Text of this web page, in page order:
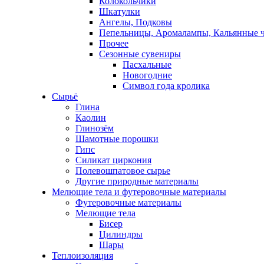
Шкатулки
Ангелы, Подковы
Пепельницы, Аромалампы, Кальянные
Прочее
Сезонные сувениры
Пасхальные
Новогодние
Символ года кролика
Сырьё
Глина
Каолин
Глинозём
Шамотные порошки
Гипс
Силикат циркония
Полевошпатовое сырье
Другие природные материалы
Мелющие тела и футеровочные материалы
Футеровочные материалы
Мелющие тела
Бисер
Цилиндры
Шары
Теплоизоляция